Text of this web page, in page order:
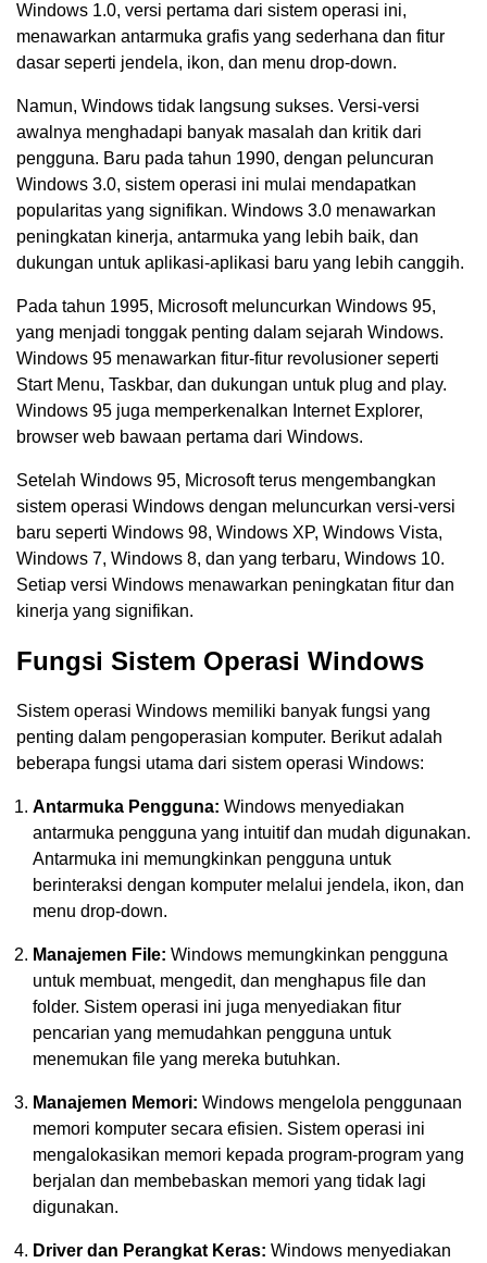
Windows 1.0, versi pertama dari sistem operasi ini,
menawarkan antarmuka grafis yang sederhana dan fitur
dasar seperti jendela, ikon, dan menu drop-down.
Namun, Windows tidak langsung sukses. Versi-versi
awalnya menghadapi banyak masalah dan kritik dari
pengguna. Baru pada tahun 1990, dengan peluncuran
Windows 3.0, sistem operasi ini mulai mendapatkan
popularitas yang signifikan. Windows 3.0 menawarkan
peningkatan kinerja, antarmuka yang lebih baik, dan
dukungan untuk aplikasi-aplikasi baru yang lebih canggih.
Pada tahun 1995, Microsoft meluncurkan Windows 95,
yang menjadi tonggak penting dalam sejarah Windows.
Windows 95 menawarkan fitur-fitur revolusioner seperti
Start Menu, Taskbar, dan dukungan untuk plug and play.
Windows 95 juga memperkenalkan Internet Explorer,
browser web bawaan pertama dari Windows.
Setelah Windows 95, Microsoft terus mengembangkan
sistem operasi Windows dengan meluncurkan versi-versi
baru seperti Windows 98, Windows XP, Windows Vista,
Windows 7, Windows 8, dan yang terbaru, Windows 10.
Setiap versi Windows menawarkan peningkatan fitur dan
kinerja yang signifikan.
Fungsi Sistem Operasi Windows
Sistem operasi Windows memiliki banyak fungsi yang
penting dalam pengoperasian komputer. Berikut adalah
beberapa fungsi utama dari sistem operasi Windows:
Antarmuka Pengguna: Windows menyediakan
antarmuka pengguna yang intuitif dan mudah digunakan.
Antarmuka ini memungkinkan pengguna untuk
berinteraksi dengan komputer melalui jendela, ikon, dan
menu drop-down.
Manajemen File: Windows memungkinkan pengguna
untuk membuat, mengedit, dan menghapus file dan
folder. Sistem operasi ini juga menyediakan fitur
pencarian yang memudahkan pengguna untuk
menemukan file yang mereka butuhkan.
Manajemen Memori: Windows mengelola penggunaan
memori komputer secara efisien. Sistem operasi ini
mengalokasikan memori kepada program-program yang
berjalan dan membebaskan memori yang tidak lagi
digunakan.
Driver dan Perangkat Keras: Windows menyediakan